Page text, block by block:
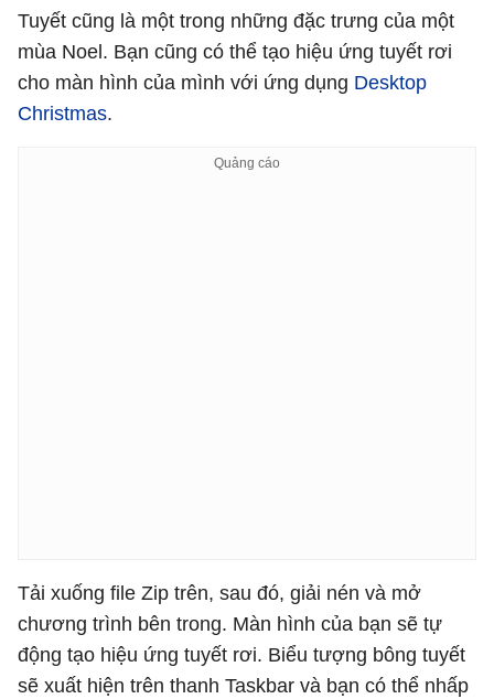
Tuyết cũng là một trong những đặc trưng của một
mùa Noel. Bạn cũng có thể tạo hiệu ứng tuyết rơi
cho màn hình của mình với ứng dụng Desktop
Christmas.
Tải xuống file Zip trên, sau đó, giải nén và mở
chương trình bên trong. Màn hình của bạn sẽ tự
động tạo hiệu ứng tuyết rơi. Biểu tượng bông tuyết
sẽ xuất hiện trên thanh Taskbar và bạn có thể nhấp